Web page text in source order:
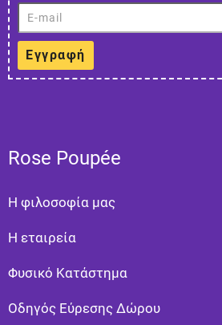
Εγγραφή
Rose Poupée
Η φιλοσοφία μας
Η εταιρεία
Φυσικό Κατάστημα
Οδηγός Εύρεσης Δώρου